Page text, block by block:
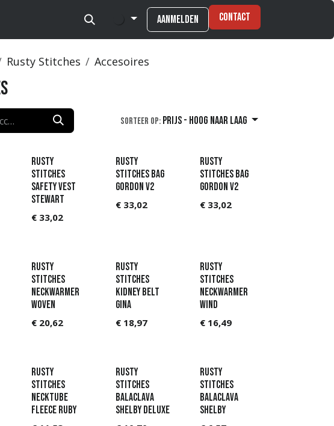
Aanmelden Contact
Rusty Stitches Accesoires
Sorteer op: Prijs - hoog naar laag
Rusty
Stitches
Safety vest
Stewart
€ 33,02
Rusty
Stitches Bag
Gordon V2
€ 33,02
Rusty
Stitches Bag
Gordon V2
€ 33,02
Rusty
Stitches
Neckwarmer
Woven
€ 20,62
Rusty
Stitches
Kidney Belt
Gina
€ 18,97
Rusty
Stitches
Neckwarmer
Wind
€ 16,49
Rusty
Stitches
Necktube
Fleece Ruby
Rusty
Stitches
Balaclava
Shelby Deluxe
Rusty
Stitches
Balaclava
Shelby